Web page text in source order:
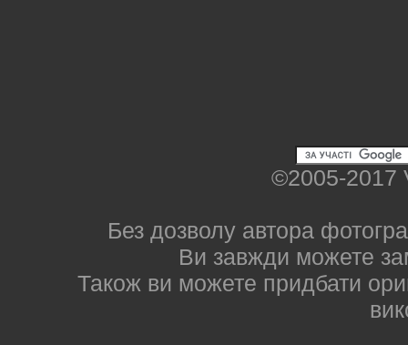
©2005-2017
Без дозволу автора
Ви завжди можете
Також ви можете придбати